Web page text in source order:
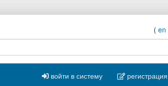
( en
войти в систему регистрация